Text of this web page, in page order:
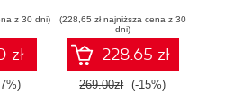
iz 30 dni)
zł
(228,65 zł najniższa cena z 30
dni)
228.65 zł
269.00zł (-15%)